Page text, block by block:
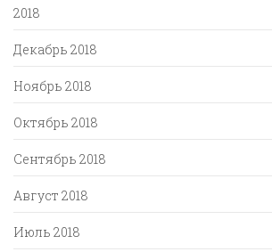
2018
Декабрь 2018
Ноябрь 2018
Октябрь 2018
Сентябрь 2018
Август 2018
Июль 2018